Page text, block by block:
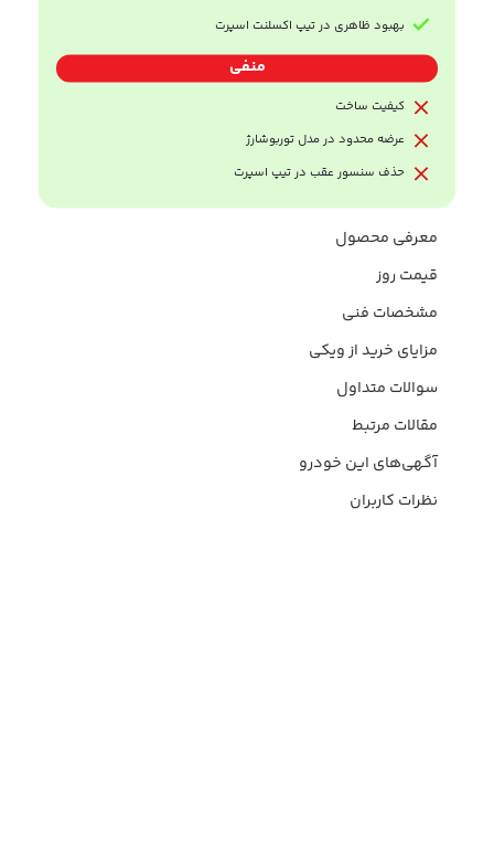
بهبود ظاهری در تیپ اکسلنت اسپرت
منفی
کیفیت ساخت
عرضه محدود در مدل توربوشارژ
حذف سنسور عقب در تیپ اسپرت
معرفی محصول
قیمت روز
مشخصات فنی
مزایای خرید از ویکی
سوالات متداول
مقالات مرتبط
آگهی‌های این خودرو
نظرات کاربران